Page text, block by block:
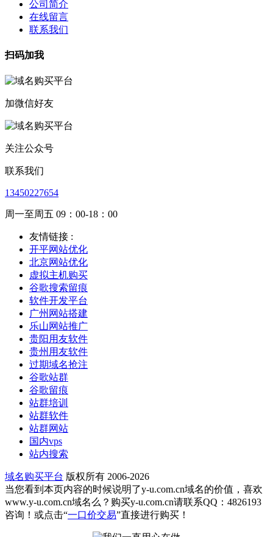
公司简介
在线留言
联系我们
扫码加我
加微信好友
关注公众号
联系我们
13450227654
周一至周五 09：00-18：00
友情链接 :
开平网站优化
北京网站优化
虚拟主机购买
谷歌搜索留痕
软件开发平台
广州网站搭建
乐山网站推广
贵阳用友软件
贵州用友软件
过期域名抢注
谷歌站群
谷歌留痕
站群培训
站群软件
站群网站
国内vps
站内搜索
域名购买平台 版权所有 2006-2026
当您看到本页内容的时候说明了y-u.com.cn域名的价值，喜欢
www.y-u.com.cn域名么？购买y-u.com.cn请联系QQ：4826193
咨询！或点击“一口价交易”直接进行购买！